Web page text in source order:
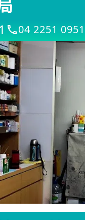
04 2251 0951